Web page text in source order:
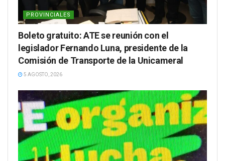
PROVINCIALES
Boleto gratuito: ATE se reunión con el
legislador Fernando Luna, presidente de la
Comisión de Transporte de la Unicameral
5 AGOSTO, 2026